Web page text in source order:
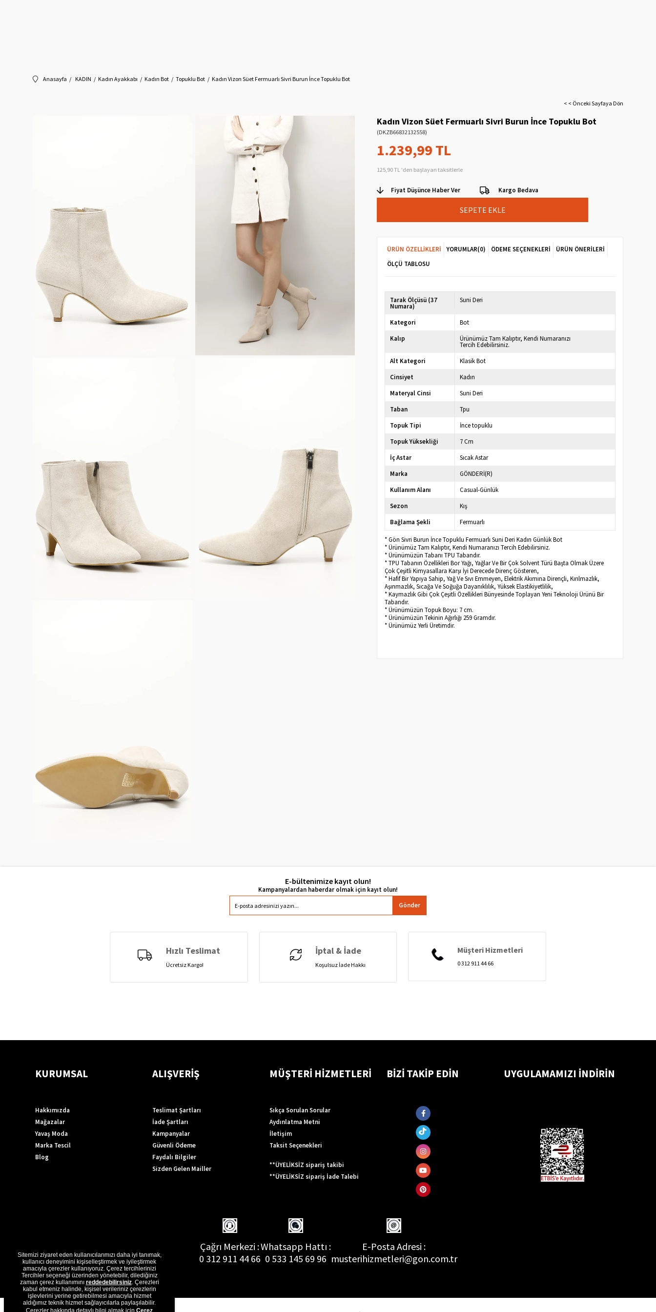
Anasayfa KADIN Kadın Ayakkabı Kadın Bot Topuklu Bot Kadın Vizon Süet Fermuarlı Sivri Burun İnce Topuklu Bot
< < Önceki Sayfaya Dön
Kadın Vizon Süet Fermuarlı Sivri Burun İnce Topuklu Bot
(DKZB66832132558)
1.239,99 TL
125,90 TL 'den başlayan taksitlerle
Fiyat Düşünce Haber Ver Kargo Bedava
ÜRÜN ÖZELLIKLERI YORUMLAR(0) ÖDEME SEÇENEKLERI
ÜRÜN ÖNERILERI
ÖLÇÜ TABLOSU
Tarak Ölçüsü (37
Numara)
Suni Deri
Kategori
Bot
Kalıp
Ürünümüz Tam Kalıptır, Kendi Numaranızı
Tercih Edebilirsiniz.
Alt Kategori
Klasik Bot
Cinsiyet
Kadın
Materyal Cinsi
Suni Deri
Taban
Tpu
Topuk Tipi
İnce topuklu
Topuk Yüksekliği
7 Cm
İç Astar
Sıcak Astar
Marka
GÖNDERİ(R)
Kullanım Alanı
Casual-Günlük
Sezon
Kış
Bağlama Şekli
Fermuarlı
* Gön Sivri Burun İnce Topuklu Fermuarlı Suni Deri Kadın Günlük Bot
* Ürünümüz Tam Kalıptır, Kendi Numaranızı Tercih Edebilirsiniz.
* Ürünümüzün Tabanı TPU Tabandır.
* TPU Tabanın Özellikleri Bor Yağı, Yağlar Ve Bir Çok Solvent Türü Başta Olmak Üzere
Çok Çeşitli Kimyasallara Karşı İyi Derecede Direnç Gösteren,
* Hafif Bir Yapıya Sahip, Yağ Ve Sıvı Emmeyen, Elektrik Akımına Dirençli, Kırılmazlık,
Aşınmazlık, Sıcağa Ve Soğuğa Dayanıklılık, Yüksek Elastikiyetlilik,
* Kaymazlık Gibi Çok Çeşitli Özellikleri Bünyesinde Toplayan Yeni Teknoloji Ürünü Bir
Tabandır.
* Ürünümüzün Topuk Boyu: 7 cm.
* Ürünümüzün Tekinin Ağırlığı 259 Gramdır.
* Ürünümüz Yerli Üretimdir.
E-bültenimize kayıt olun!
Gönder
Hızlı Teslimat
Ücretsiz Kargo!
İptal & İade
Koşulsuz İade Hakkı
Müşteri Hizmetleri
0 312 911 44 66
KURUMSAL
Hakkımızda
Mağazalar
Yavaş Moda
Marka Tescil
Blog
ALIŞVERİŞ
Teslimat Şartları
İade Şartları
Kampanyalar
Güvenli Ödeme
Faydalı Bilgiler
Sizden Gelen Mailler
MÜŞTERİ HİZMETLERİ
Sıkça Sorulan Sorular
Aydınlatma Metni
İletişim
Taksit Seçenekleri
**ÜYELİKSİZ sipariş takibi
**ÜYELİKSİZ sipariş İade Talebi
BİZİ TAKİP EDİN UYGULAMAMIZI İNDİRİN
Çağrı Merkezi :
0 312 911 44 66
Whatsapp Hattı :
0 533 145 69 96
E-Posta Adresi :
musterihizmetleri@gon.com.tr
Sitemizi ziyaret eden kullanıcılarımızı daha iyi tanımak,
kullanıcı deneyimini kişiselleştirmek ve iyileştirmek
amacıyla çerezler kullanıyoruz. Çerez tercihlerinizi
Tercihler seçeneği üzerinden yönetebilir, dilediğiniz
zaman çerez kullanımını reddedebilirsiniz. Çerezleri
kabul etmeniz halinde, kişisel verileriniz çerezlerin
işlevlerini yerine getirebilmesi amacıyla hizmet
aldığımız teknik hizmet sağlayıcılarla paylaşılabilir.
Çerezler hakkında detaylı bilgi almak için Çerez